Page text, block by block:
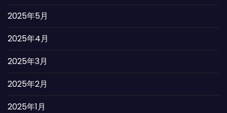
2025年5月
2025年4月
2025年3月
2025年2月
2025年1月